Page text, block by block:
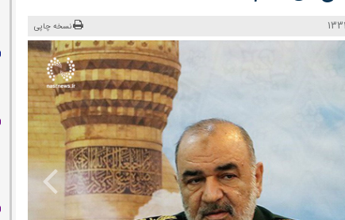
نسخه چاپی